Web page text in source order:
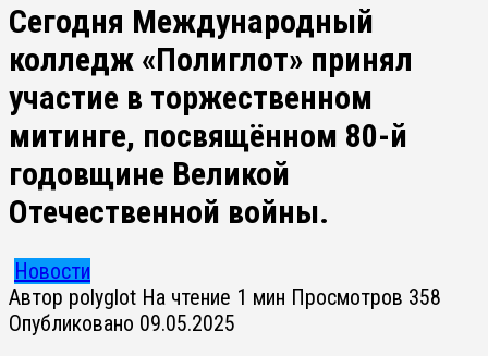
Сегодня Международный
колледж «Полиглот» принял
участие в торжественном
митинге, посвящённом 80-й
годовщине Великой
Отечественной войны.
Новости
Автор polyglot На чтение 1 мин Просмотров 358
Опубликовано 09.05.2025